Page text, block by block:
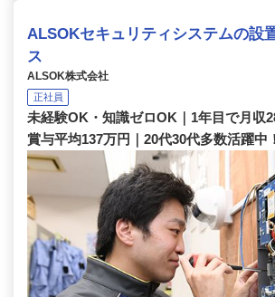
ALSOKセキュリティシステムの設
ス
ALSOK株式会社
正社員
未経験OK・知識ゼロOK｜1年目で月収
賞与平均137万円｜20代30代多数活躍中！